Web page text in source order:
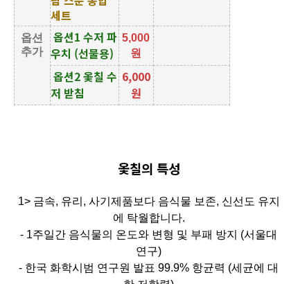
세트
옵션
추가
옵션1 수저 파
우치 (선물용)
5,000
원
옵션2 옻칠 수
저 받침
6,000
원
옻칠의 특성
1> 금속, 유리, 사기제품보다 음식물 보존, 신선도 유지
에 탁월합니다.
- 1주일간 음식물의 온도와 변형 및 부패 방지 (서울대
연구)
- 한국 화학시범 연구원 발표 99.9% 항균력 (세균에 대